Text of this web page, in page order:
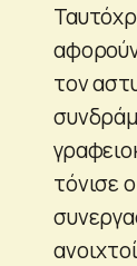
τον
τόνισε